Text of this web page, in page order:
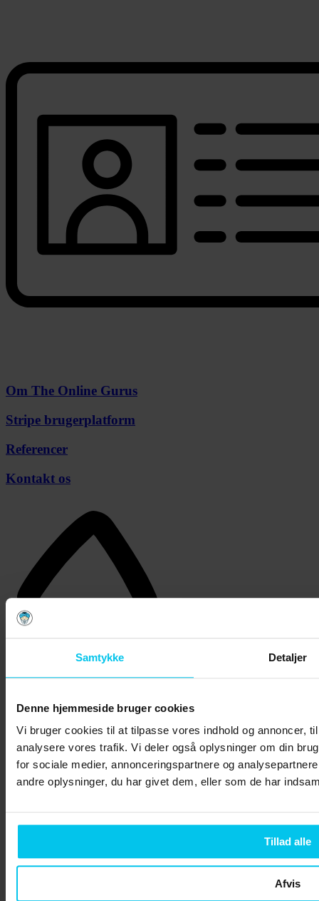
Samtykke Detaljer
Denne hjemmeside bruger cookies
Vi bruger cookies til at tilpasse vores indhold og annoncer,
analysere vores trafik. Vi deler også oplysninger om din
for sociale medier, annonceringspartnere og
andre oplysninger, du har givet dem, eller som de har
Tillad alle
Afvis
Om The Online Gurus
Stripe brugerplatform
Referencer
Kontakt os